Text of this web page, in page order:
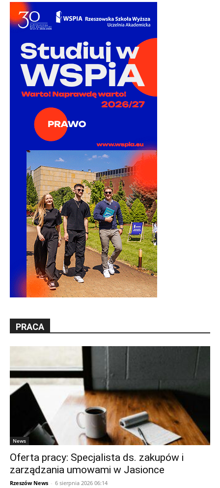
PRACA
News
Oferta pracy: Specjalista ds. zakupów i
zarządzania umowami w Jasionce
Rzeszów News - 6 sierpnia 2026 06:14